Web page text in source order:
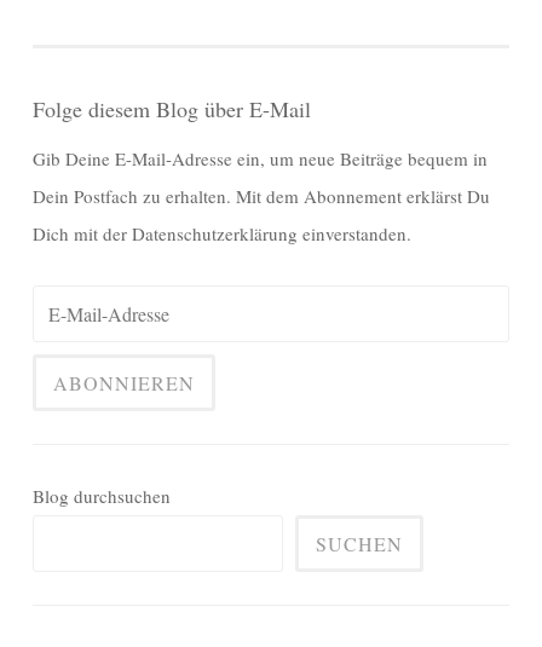
Folge diesem Blog über E-Mail
Gib Deine E-Mail-Adresse ein, um neue Beiträge bequem in
Dein Postfach zu erhalten. Mit dem Abonnement erklärst Du
Dich mit der Datenschutzerklärung einverstanden.
Blog durchsuchen
SUCHEN